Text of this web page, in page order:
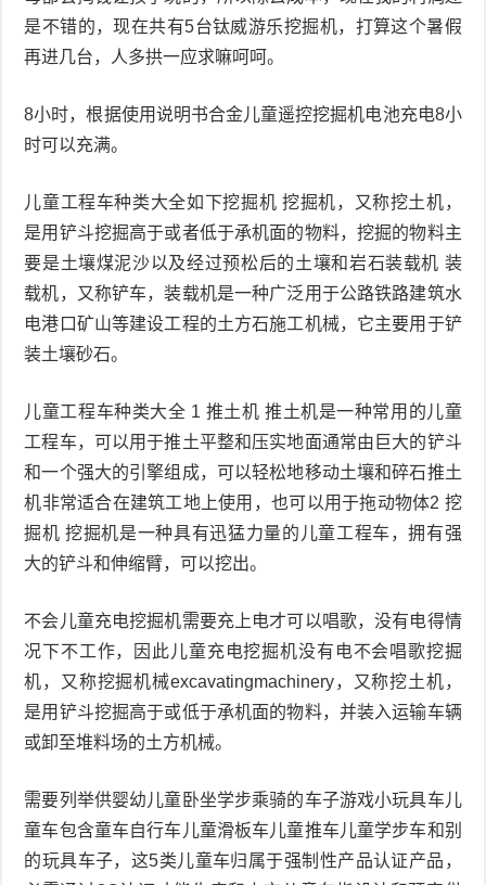
是不错的，现在共有5台钛威游乐挖掘机，打算这个暑假
再进几台，人多拱一应求嘛呵呵。
8小时，根据使用说明书合金儿童遥控挖掘机电池充电8小
时可以充满。
儿童工程车种类大全如下挖掘机 挖掘机，又称挖土机，
是用铲斗挖掘高于或者低于承机面的物料，挖掘的物料主
要是土壤煤泥沙以及经过预松后的土壤和岩石装载机 装
载机，又称铲车，装载机是一种广泛用于公路铁路建筑水
电港口矿山等建设工程的土方石施工机械，它主要用于铲
装土壤砂石。
儿童工程车种类大全 1 推土机 推土机是一种常用的儿童
工程车，可以用于推土平整和压实地面通常由巨大的铲斗
和一个强大的引擎组成，可以轻松地移动土壤和碎石推土
机非常适合在建筑工地上使用，也可以用于拖动物体2 挖
掘机 挖掘机是一种具有迅猛力量的儿童工程车，拥有强
大的铲斗和伸缩臂，可以挖出。
不会儿童充电挖掘机需要充上电才可以唱歌，没有电得情
况下不工作，因此儿童充电挖掘机没有电不会唱歌挖掘
机，又称挖掘机械excavatingmachinery，又称挖土机，
是用铲斗挖掘高于或低于承机面的物料，并装入运输车辆
或卸至堆料场的土方机械。
需要列举供婴幼儿童卧坐学步乘骑的车子游戏小玩具车儿
童车包含童车自行车儿童滑板车儿童推车儿童学步车和别
的玩具车子，这5类儿童车归属于强制性产品认证产品，